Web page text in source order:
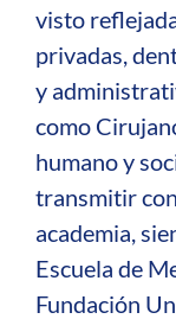
visto
privadas,
y
como
humano y
transmitir
academia,
Escuela de
Fundación